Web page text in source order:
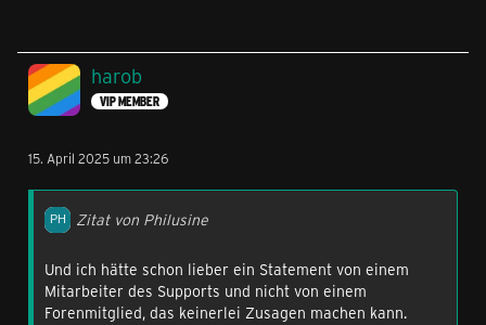
harob
VIP MEMBER
15. April 2025 um 23:26
Zitat von Philusine
Und ich hätte schon lieber ein Statement von einem
Mitarbeiter des Supports und nicht von einem
Forenmitglied, das keinerlei Zusagen machen kann.